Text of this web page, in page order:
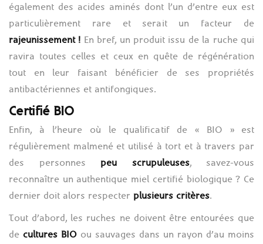
également des acides aminés dont l’un d’entre eux est
particulièrement rare et serait un facteur de
rajeunissement ! En bref, un produit issu de la ruche qui
ravira toutes celles et ceux en quête de régénération
tout en leur faisant bénéficier de ses propriétés
antibactériennes et antifongiques.
Certifié BIO
Enfin, à l’heure où le qualificatif de « BIO » est
régulièrement malmené et utilisé à tort et à travers par
des personnes peu scrupuleuses, savez-vous
reconnaître un authentique miel certifié biologique ? Ce
dernier doit alors respecter plusieurs critères.
Tout d’abord, les ruches ne doivent être entourées que
de cultures BIO ou sauvages dans un rayon d’au moins